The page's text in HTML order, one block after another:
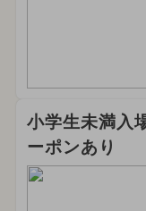
小学生未満入
ーポンあり